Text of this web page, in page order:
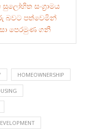
සංග්‍රාමය
බවට පත්වෙමින්
පෙරමුණ ගනී
HOMEOWNERSHIP